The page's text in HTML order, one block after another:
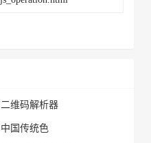
二维码解析器
中国传统色